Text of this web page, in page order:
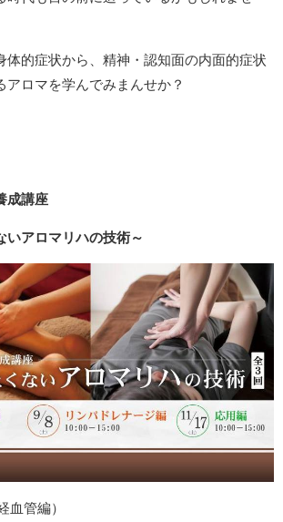
体的症状から、精神・認知面の内面的症状
アロマを学んでみまんせか？
成講座
いアロマリハの技術～
血管編）